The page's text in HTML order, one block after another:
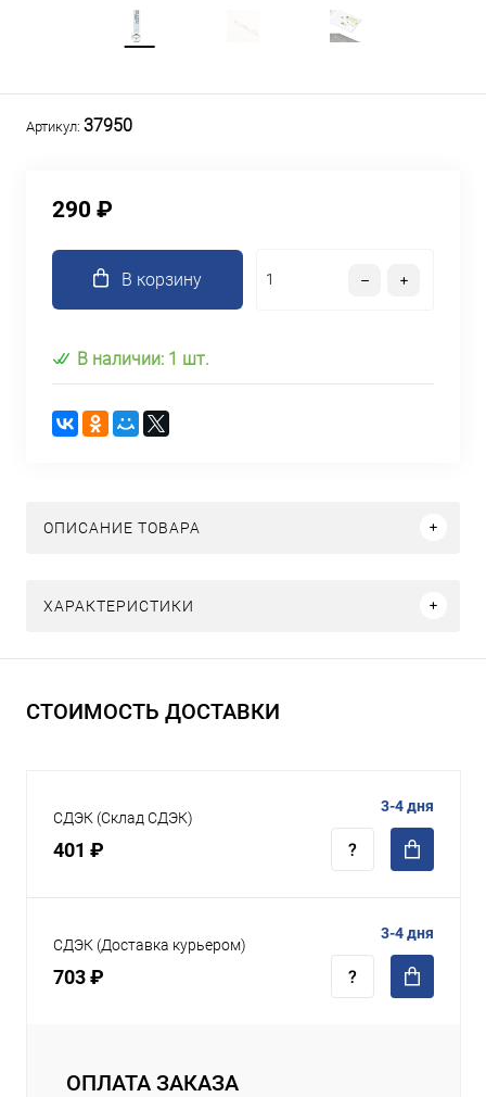
Артикул: 37950
290 ₽
В корзину
В наличии: 1 шт.
ОПИСАНИЕ ТОВАРА
ХАРАКТЕРИСТИКИ
СТОИМОСТЬ ДОСТАВКИ
СДЭК (Склад СДЭК)
401 ₽
3-4 дня
СДЭК (Доставка курьером)
703 ₽
3-4 дня
ОПЛАТА ЗАКАЗА